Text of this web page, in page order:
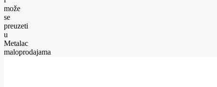
može
se
preuzeti
u
Metalac
maloprodajama